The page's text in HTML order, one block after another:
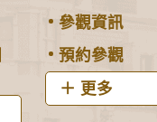
參觀資訊
預約參觀
更多